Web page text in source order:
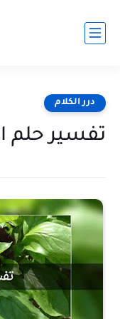
درر الكلام
تفسير حلم